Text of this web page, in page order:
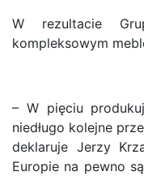
W rezultacie
kompleksowym
– W pięciu
niedługo kolejne
deklaruje Jerzy
Europie na pewno